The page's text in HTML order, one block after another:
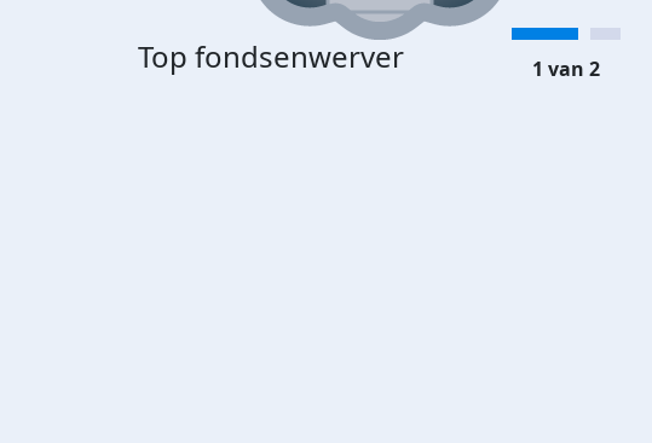
Top fondsenwerver 1 van 2